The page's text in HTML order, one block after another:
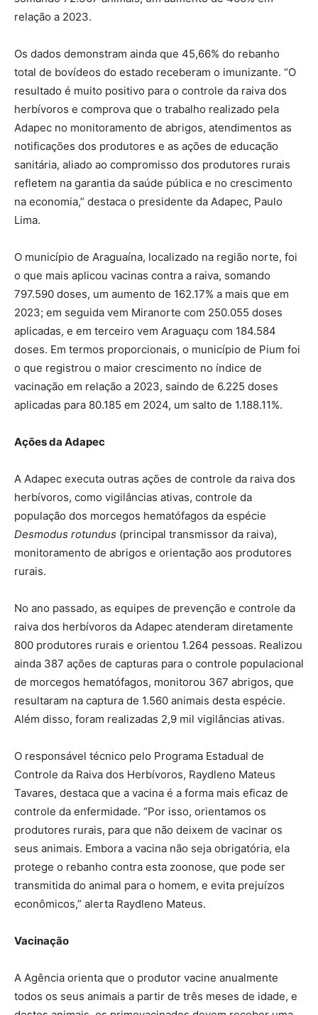
relação a 2023.
Os dados demonstram ainda que 45,66% do rebanho
total de bovídeos do estado receberam o imunizante. “O
resultado é muito positivo para o controle da raiva dos
herbívoros e comprova que o trabalho realizado pela
Adapec no monitoramento de abrigos, atendimentos as
notificações dos produtores e as ações de educação
sanitária, aliado ao compromisso dos produtores rurais
refletem na garantia da saúde pública e no crescimento
na economia,” destaca o presidente da Adapec, Paulo
Lima.
O município de Araguaína, localizado na região norte, foi
o que mais aplicou vacinas contra a raiva, somando
797.590 doses, um aumento de 162.17% a mais que em
2023; em seguida vem Miranorte com 250.055 doses
aplicadas, e em terceiro vem Araguaçu com 184.584
doses. Em termos proporcionais, o município de Pium foi
o que registrou o maior crescimento no índice de
vacinação em relação a 2023, saindo de 6.225 doses
aplicadas para 80.185 em 2024, um salto de 1.188.11%.
Ações da Adapec
A Adapec executa outras ações de controle da raiva dos
herbívoros, como vigilâncias ativas, controle da
população dos morcegos hematófagos da espécie
Desmodus rotundus (principal transmissor da raiva),
monitoramento de abrigos e orientação aos produtores
rurais.
No ano passado, as equipes de prevenção e controle da
raiva dos herbívoros da Adapec atenderam diretamente
800 produtores rurais e orientou 1.264 pessoas. Realizou
ainda 387 ações de capturas para o controle populacional
de morcegos hematófagos, monitorou 367 abrigos, que
resultaram na captura de 1.560 animais desta espécie.
Além disso, foram realizadas 2,9 mil vigilâncias ativas.
O responsável técnico pelo Programa Estadual de
Controle da Raiva dos Herbívoros, Raydleno Mateus
Tavares, destaca que a vacina é a forma mais eficaz de
controle da enfermidade. “Por isso, orientamos os
produtores rurais, para que não deixem de vacinar os
seus animais. Embora a vacina não seja obrigatória, ela
protege o rebanho contra esta zoonose, que pode ser
transmitida do animal para o homem, e evita prejuízos
econômicos,” alerta Raydleno Mateus.
Vacinação
A Agência orienta que o produtor vacine anualmente
todos os seus animais a partir de três meses de idade, e